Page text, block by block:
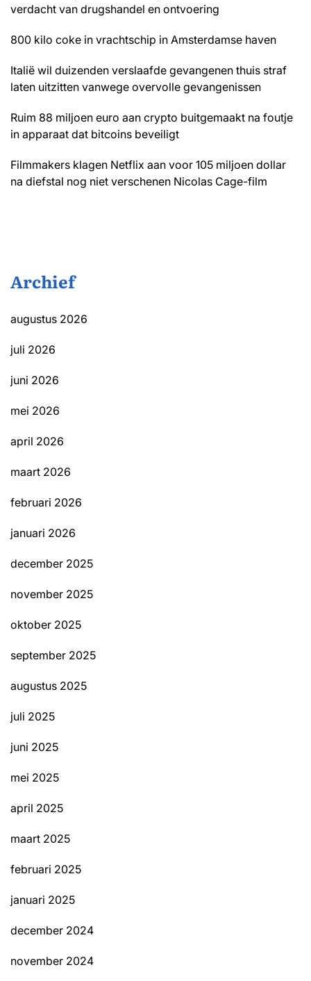
verdacht van drugshandel en ontvoering
800 kilo coke in vrachtschip in Amsterdamse haven
Italië wil duizenden verslaafde gevangenen thuis straf
laten uitzitten vanwege overvolle gevangenissen
Ruim 88 miljoen euro aan crypto buitgemaakt na foutje
in apparaat dat bitcoins beveiligt
Filmmakers klagen Netflix aan voor 105 miljoen dollar
na diefstal nog niet verschenen Nicolas Cage-film
Archief
augustus 2026
juli 2026
juni 2026
mei 2026
april 2026
maart 2026
februari 2026
januari 2026
december 2025
november 2025
oktober 2025
september 2025
augustus 2025
juli 2025
juni 2025
mei 2025
april 2025
maart 2025
februari 2025
januari 2025
december 2024
november 2024